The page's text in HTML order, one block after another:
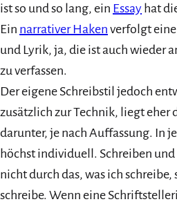
ist so und so lang, ein Essay hat
Ein narrativer Haken verfolgt
und Lyrik, ja, die ist auch wieder
zu verfassen.
Der eigene Schreibstil jedoch
zusätzlich zur Technik, liegt eher
darunter, je nach Auffassung. In
höchst individuell. Schreiben
nicht durch das, was ich schreibe,
schreibe. Wenn eine